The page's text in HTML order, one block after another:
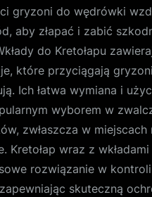
gryzoni do wędrówki
aby złapać i zabić
do Kretołapu
które przyciągają
Ich łatwa wymiana i
wyborem w
zwłaszcza w miejscach
Kretołap wraz z
rozwiązanie w
skuteczną